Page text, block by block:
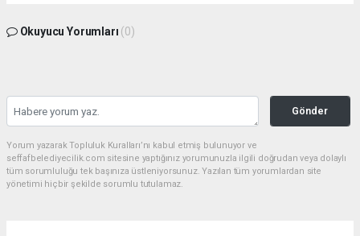
Okuyucu Yorumları (0)
Gönder
Yorum yazarak Topluluk Kuralları’nı kabul etmiş bulunuyor ve
seffafbelediyecilik.com sitesine yaptığınız yorumunuzla ilgili doğrudan veya dolaylı
tüm sorumluluğu tek başınıza üstleniyorsunuz. Yazılan tüm yorumlardan site
yönetimi hiçbir şekilde sorumlu tutulamaz.